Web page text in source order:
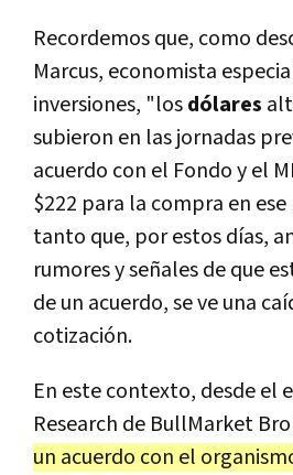
Recordemos que, como
Marcus, economista
inversiones, "losdólares
subieron en las jornadas
acuerdo con el Fondo y el
$222 para la compra en
tanto que, por estos días,
rumores y señales de que
de un acuerdo, se ve una
cotización.
En este contexto, desde el
Research de BullMarket
un acuerdo con el